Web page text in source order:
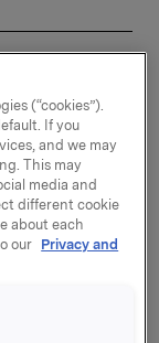
2002 2002
42.979
(“cookies”).
If you
and we may
This may
media and
different cookie
about each
our Privacy and